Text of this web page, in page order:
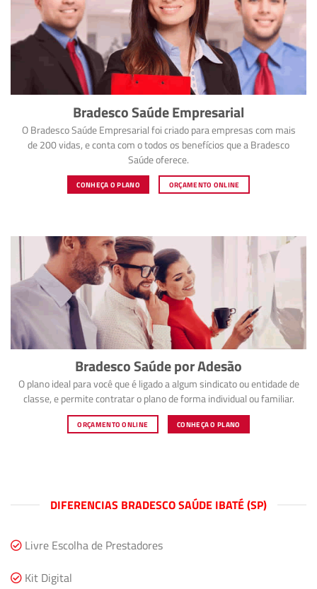
Bradesco Saúde Empresarial
O Bradesco Saúde Empresarial foi criado para empresas com mais
de 200 vidas, e conta com o todos os benefícios que a Bradesco
Saúde oferece.
CONHEÇA O PLANO ORÇAMENTO ONLINE
Bradesco Saúde por Adesão
O plano ideal para você que é ligado a algum sindicato ou entidade de
classe, e permite contratar o plano de forma individual ou familiar.
ORÇAMENTO ONLINE CONHEÇA O PLANO
DIFERENCIAS BRADESCO SAÚDE IBATÉ (SP)
Livre Escolha de Prestadores
Kit Digital